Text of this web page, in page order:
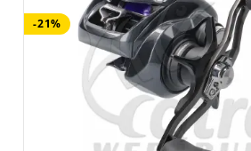
-21%